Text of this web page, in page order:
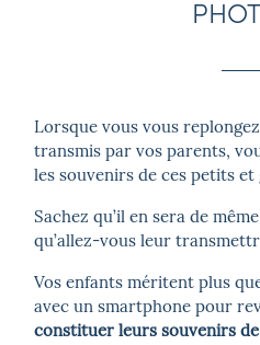
Lorsque vous vous
transmis par vos parents,
les souvenirs de ces petits
Sachez qu’il en sera de
qu’allez-vous leur
Vos enfants méritent plus
avec un smartphone pour
constituer leurs souvenirs
© 2026 , Audrey